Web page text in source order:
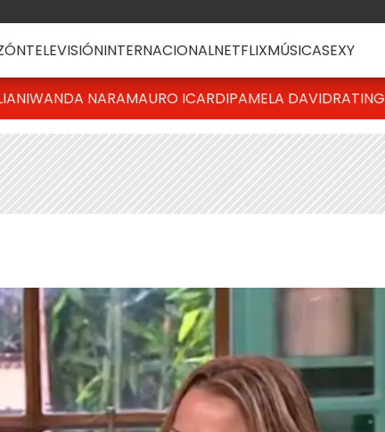
TELEVISIÓNINTERNACIONALNETFLIXMÚSICASEXY
WANDA NARAMAURO ICARDIPAMELA DAVIDRATING